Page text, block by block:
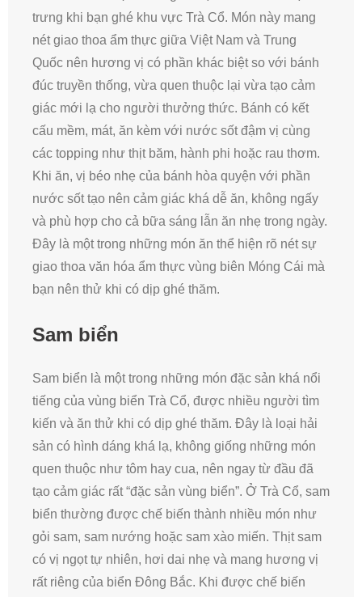
trưng khi bạn ghé khu vực Trà Cổ. Món này mang
nét giao thoa ẩm thực giữa Việt Nam và Trung
Quốc nên hương vị có phần khác biệt so với bánh
đúc truyền thống, vừa quen thuộc lại vừa tạo cảm
giác mới lạ cho người thưởng thức. Bánh có kết
cấu mềm, mát, ăn kèm với nước sốt đậm vị cùng
các topping như thịt băm, hành phi hoặc rau thơm.
Khi ăn, vị béo nhẹ của bánh hòa quyện với phần
nước sốt tạo nên cảm giác khá dễ ăn, không ngấy
và phù hợp cho cả bữa sáng lẫn ăn nhẹ trong ngày.
Đây là một trong những món ăn thể hiện rõ nét sự
giao thoa văn hóa ẩm thực vùng biên Móng Cái mà
bạn nên thử khi có dịp ghé thăm.
Sam biển
Sam biển là một trong những món đặc sản khá nổi
tiếng của vùng biển Trà Cổ, được nhiều người tìm
kiến và ăn thử khi có dịp ghé thăm. Đây là loại hải
sản có hình dáng khá lạ, không giống những món
quen thuộc như tôm hay cua, nên ngay từ đầu đã
tạo cảm giác rất “đặc sản vùng biển”. Ở Trà Cổ, sam
biển thường được chế biến thành nhiều món như
gỏi sam, sam nướng hoặc sam xào miến. Thịt sam
có vị ngọt tự nhiên, hơi dai nhẹ và mang hương vị
rất riêng của biển Đông Bắc. Khi được chế biến